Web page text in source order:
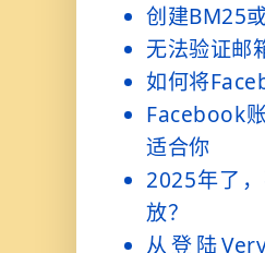
创建BM25
无法验证邮
如何将
Facebook
适合你
2025年了
放？
从登陆